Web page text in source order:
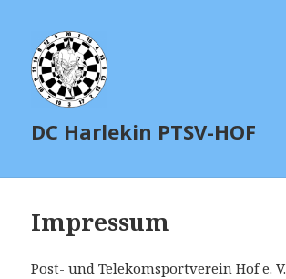
DC Harlekin PTSV-HOF
Impressum
Post- und Telekomsportverein Hof e. V.